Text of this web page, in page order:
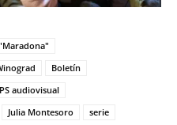
Boletín
audiovisual
Julia Montesoro serie